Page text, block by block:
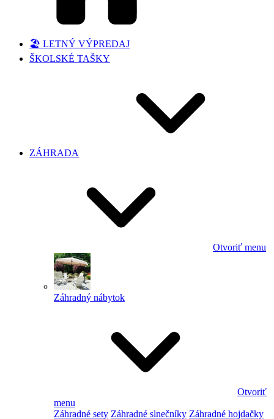
🏖️ LETNÝ VÝPREDAJ
ŠKOLSKÉ TAŠKY
ZÁHRADA
Otvoriť menu
Záhradný nábytok
Otvoriť
menu
Záhradné sety Záhradné slnečníky Záhradné hojdačky